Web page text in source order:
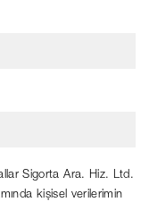
Sigorta Ara. Hiz. Ltd.
kişisel verilerimin